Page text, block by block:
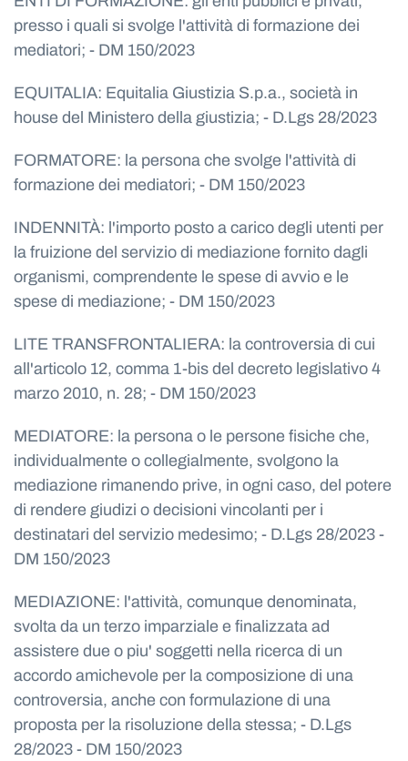
presso i quali si svolge l'attività di formazione dei
mediatori; - DM 150/2023
EQUITALIA: Equitalia Giustizia S.p.a., società in
house del Ministero della giustizia; - D.Lgs 28/2023
FORMATORE: la persona che svolge l'attività di
formazione dei mediatori; - DM 150/2023
INDENNITÀ: l'importo posto a carico degli utenti per
la fruizione del servizio di mediazione fornito dagli
organismi, comprendente le spese di avvio e le
spese di mediazione; - DM 150/2023
LITE TRANSFRONTALIERA: la controversia di cui
all'articolo 12, comma 1-bis del decreto legislativo 4
marzo 2010, n. 28; - DM 150/2023
MEDIATORE: la persona o le persone fisiche che,
individualmente o collegialmente, svolgono la
mediazione rimanendo prive, in ogni caso, del potere
di rendere giudizi o decisioni vincolanti per i
destinatari del servizio medesimo; - D.Lgs 28/2023 -
DM 150/2023
MEDIAZIONE: l'attività, comunque denominata,
svolta da un terzo imparziale e finalizzata ad
assistere due o piu' soggetti nella ricerca di un
accordo amichevole per la composizione di una
controversia, anche con formulazione di una
proposta per la risoluzione della stessa; - D.Lgs
28/2023 - DM 150/2023